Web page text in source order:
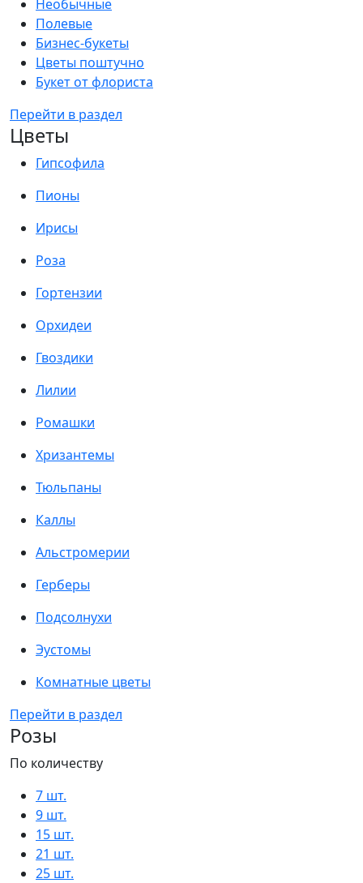
Необычные
Полевые
Бизнес-букеты
Цветы поштучно
Букет от флориста
Перейти в раздел
Цветы
Гипсофила
Пионы
Ирисы
Роза
Гортензии
Орхидеи
Гвоздики
Лилии
Ромашки
Хризантемы
Тюльпаны
Каллы
Альстромерии
Герберы
Подсолнухи
Эустомы
Комнатные цветы
Перейти в раздел
Розы
По количеству
7 шт.
9 шт.
15 шт.
21 шт.
25 шт.